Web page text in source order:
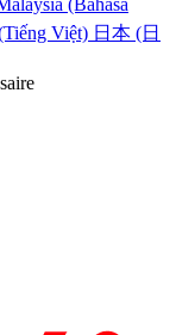
(Bahasa
Việt) 日本 (日